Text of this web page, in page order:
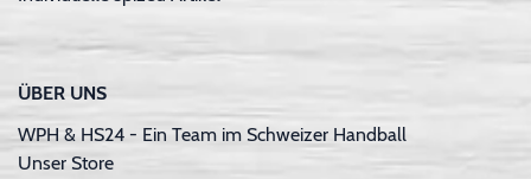
ÜBER UNS
WPH & HS24 - Ein Team im Schweizer Handball
Unser Store